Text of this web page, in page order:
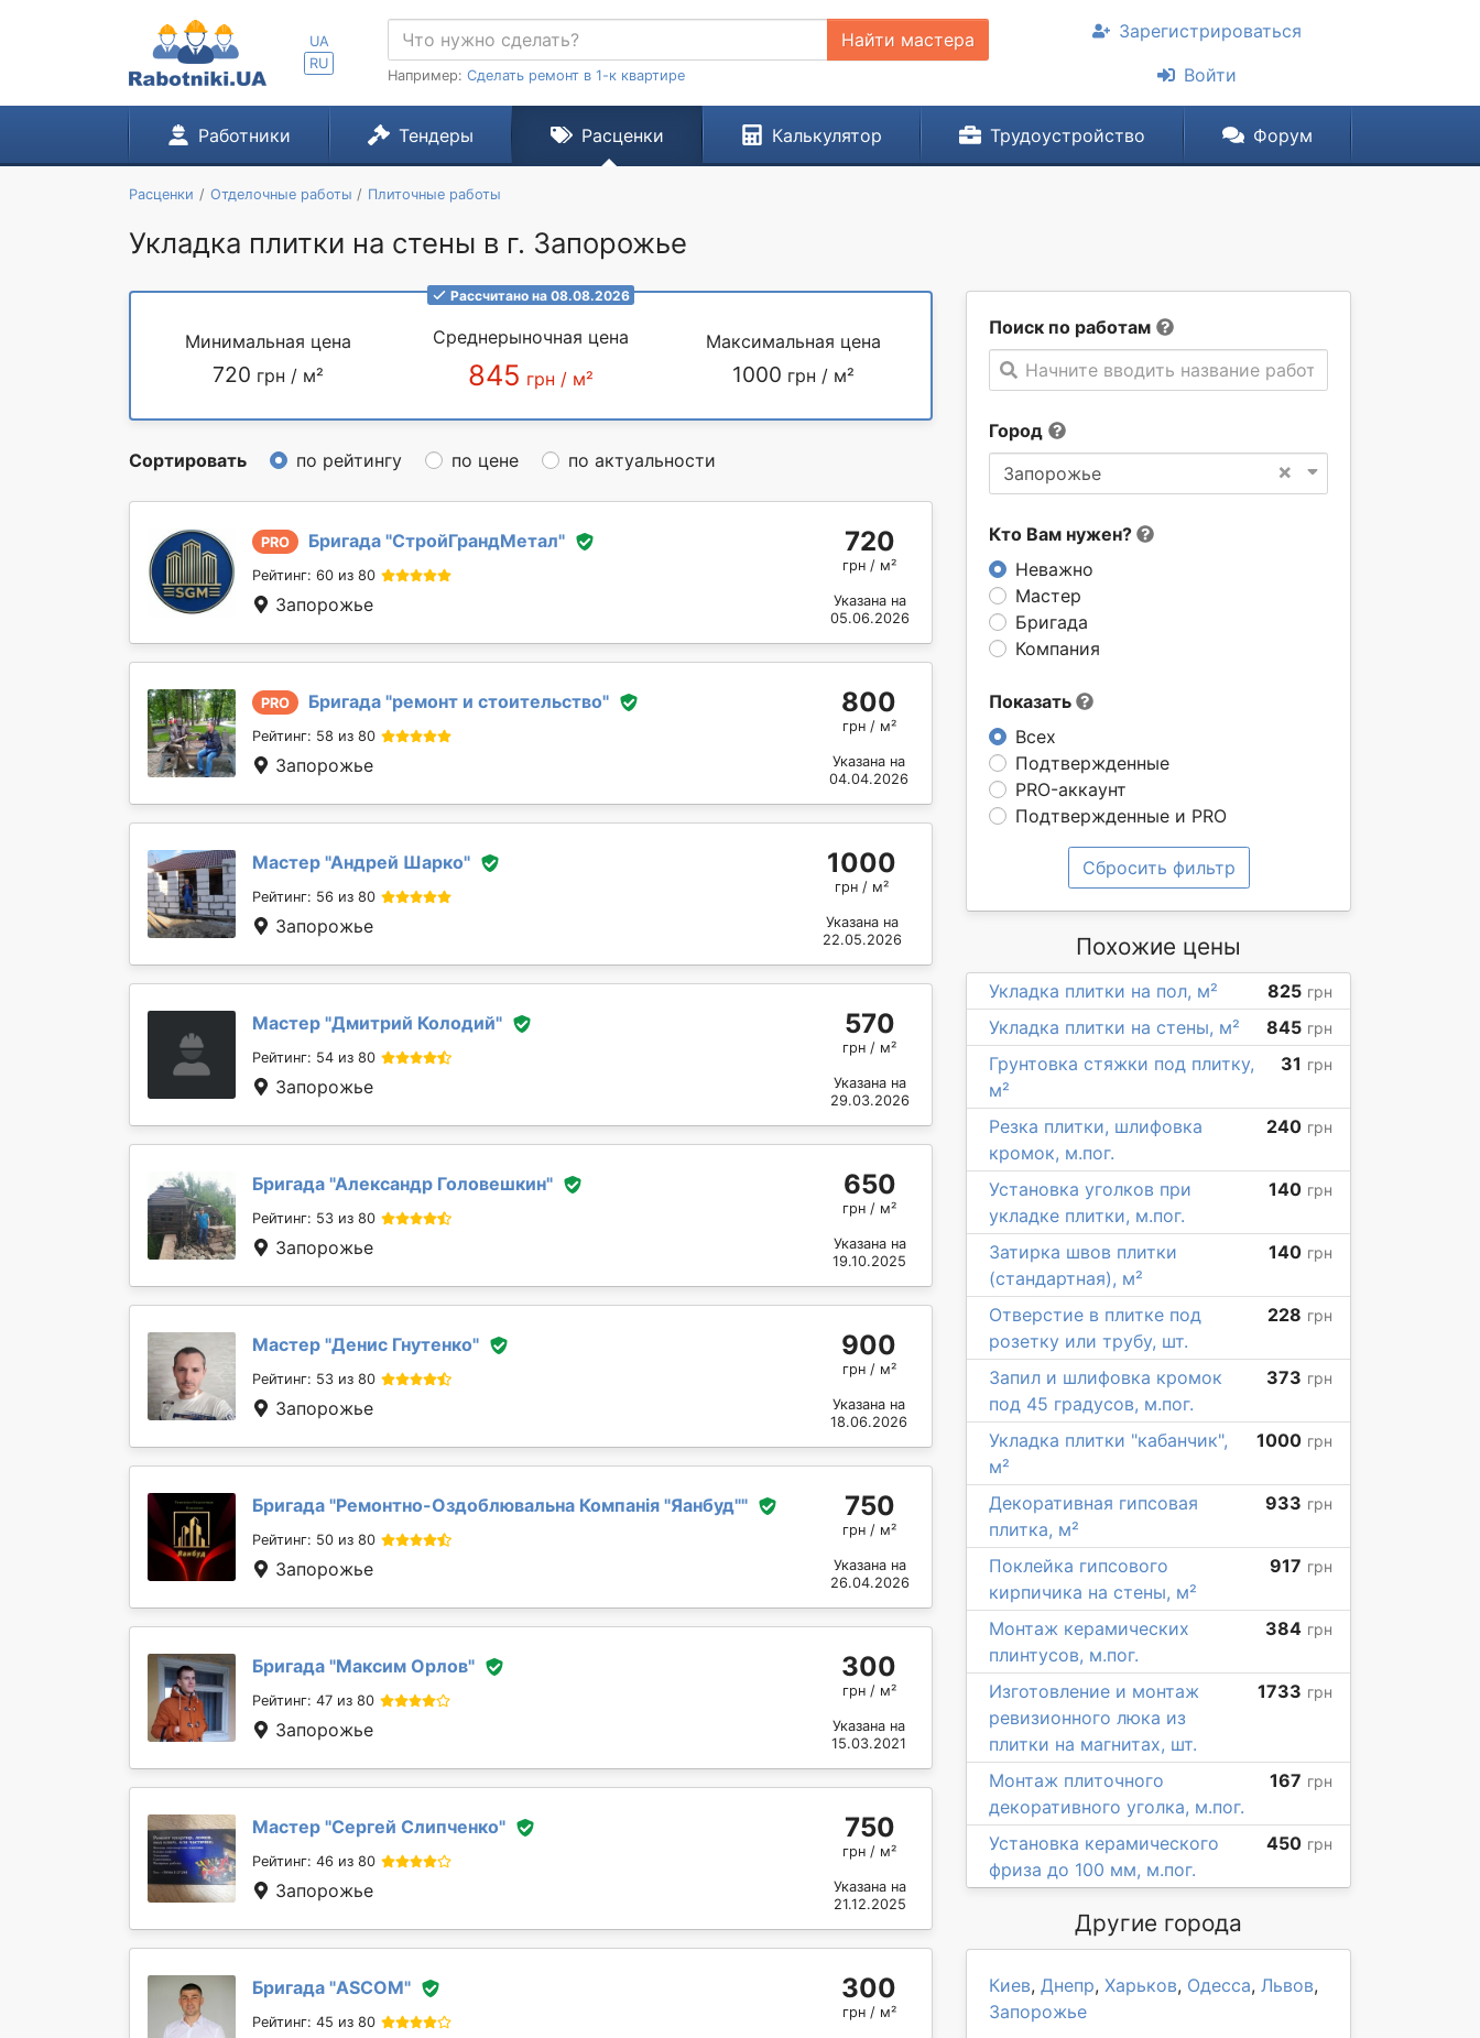
UA
RU
Найти мастера
Например: Сделать ремонт в 1-к квартире
Зарегистрироваться
Войти
Работники Тендеры Расценки Калькулятор Трудоустройство Форум
Расценки Отделочные работы Плиточные работы
Укладка плитки на стены в г. Запорожье
Поиск по работам
Начните вводить название работы
Город
×
Запорожье
Кто Вам нужен?
Неважно
Мастер
Бригада
Компания
Показать
Всех
Подтвержденные
PRO-аккаунт
Подтвержденные и PRO
Сбросить фильтр
Рассчитано на 08.08.2026
Минимальная цена
720 грн / м²
Среднерыночная цена
845 грн / м²
Максимальная цена
1000 грн / м²
Сортировать по рейтингу по цене по актуальности
PRO Бригада "СтройГрандМетал"
Рейтинг: 60 из 80
Запорожье
720
грн / м²
Указана на
05.06.2026
PRO Бригада "ремонт и стоительство"
Рейтинг: 58 из 80
Запорожье
800
грн / м²
Указана на
04.04.2026
Мастер "Андрей Шарко"
Рейтинг: 56 из 80
Запорожье
1000
грн / м²
Указана на
22.05.2026
Мастер "Дмитрий Колодий"
Рейтинг: 54 из 80
Запорожье
570
грн / м²
Указана на
29.03.2026
Бригада "Александр Головешкин"
Рейтинг: 53 из 80
Запорожье
650
грн / м²
Указана на
19.10.2025
Мастер "Денис Гнутенко"
Рейтинг: 53 из 80
Запорожье
900
грн / м²
Указана на
18.06.2026
Бригада "Ремонтно-Оздоблювальна Компанія "Яанбуд""
Рейтинг: 50 из 80
Запорожье
750
грн / м²
Указана на
26.04.2026
Бригада "Максим Орлов"
Рейтинг: 47 из 80
Запорожье
300
грн / м²
Указана на
15.03.2021
Мастер "Сергей Слипченко"
Рейтинг: 46 из 80
Запорожье
750
грн / м²
Указана на
21.12.2025
Бригада "ASCOM"
Рейтинг: 45 из 80
300
грн / м²
Похожие цены
Укладка плитки на пол, м² 825 грн
Укладка плитки на стены, м² 845 грн
Грунтовка стяжки под плитку,
м²
31 грн
Резка плитки, шлифовка
кромок, м.пог.
240 грн
Установка уголков при
укладке плитки, м.пог.
140 грн
Затирка швов плитки
(стандартная), м²
140 грн
Отверстие в плитке под
розетку или трубу, шт.
228 грн
Запил и шлифовка кромок
под 45 градусов, м.пог.
373 грн
Укладка плитки "кабанчик",
м²
1000 грн
Декоративная гипсовая
плитка, м²
933 грн
Поклейка гипсового
кирпичика на стены, м²
917 грн
Монтаж керамических
плинтусов, м.пог.
384 грн
Изготовление и монтаж
ревизионного люка из
плитки на магнитах, шт.
1733 грн
Монтаж плиточного
декоративного уголка, м.пог.
167 грн
Установка керамического
фриза до 100 мм, м.пог.
450 грн
Другие города
Киев, Днепр, Харьков, Одесса, Львов,
Запорожье